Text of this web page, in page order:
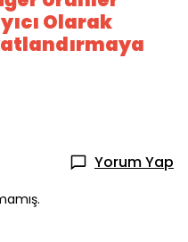
Olarak
Yorum Yap